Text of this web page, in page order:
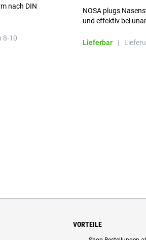
nach DIN
8-10
NOSA plugs
und effektiv bei
beeinträchtigen.
Lieferbar |
VORTEILE